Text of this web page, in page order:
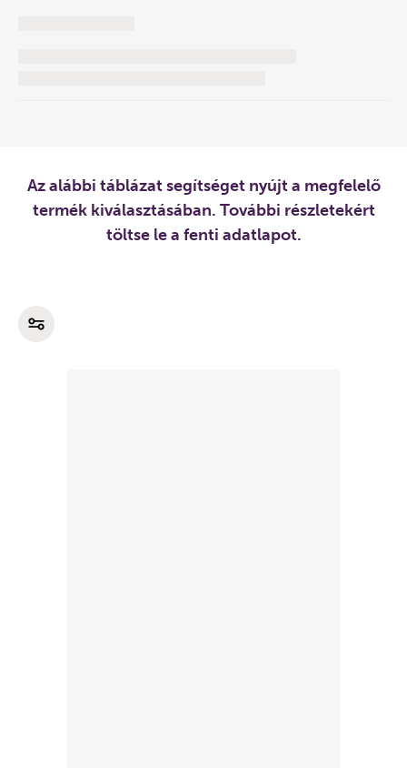
Az alábbi táblázat segítséget nyújt a megfelelő
termék kiválasztásában. További részletekért
töltse le a fenti adatlapot.